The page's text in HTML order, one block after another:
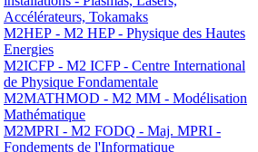
Accélérateurs, Tokamaks
M2HEP - M2 HEP - Physique des Hautes
Energies
M2ICFP - M2 ICFP - Centre International
de Physique Fondamentale
M2MATHMOD - M2 MM - Modélisation
Mathématique
M2MPRI - M2 FODQ - Maj. MPRI -
Fondements de l'Informatique